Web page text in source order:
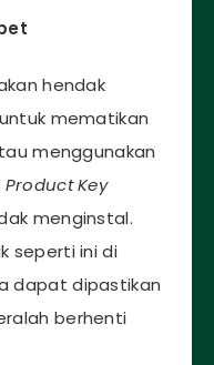
hendak
mematikan
menggunakan
Product Key
menginstal.
seperti ini di
dapat dipastikan
berhenti